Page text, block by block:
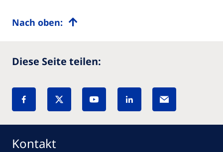
Nach oben:
Diese Seite teilen:
Kontakt